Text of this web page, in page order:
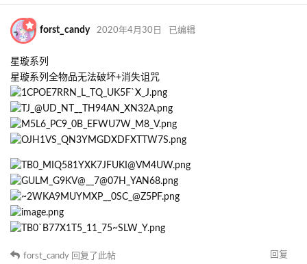
forst_candy 2020年4月30日 已编辑
星璇系列
星璇系列全物品无法破坏+消失诅咒
回复
forst_candy 回复了此帖